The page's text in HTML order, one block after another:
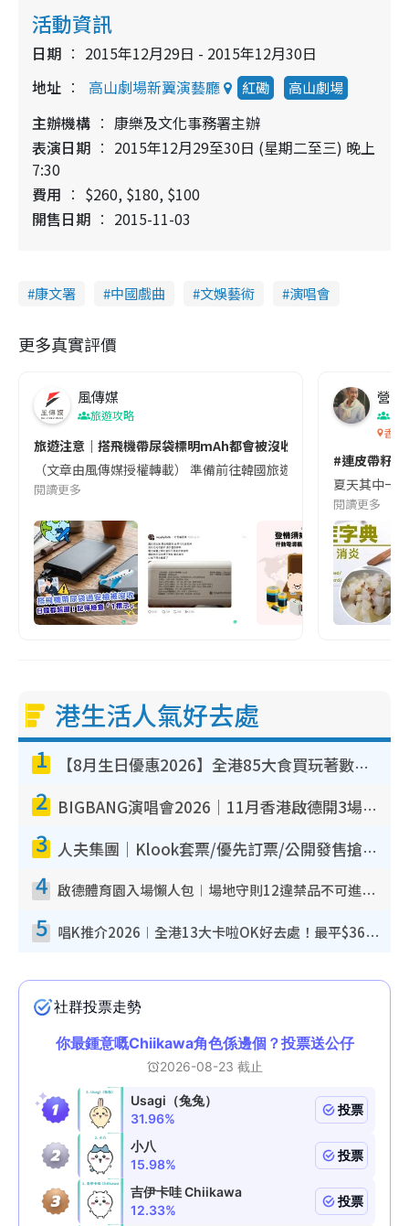
活動資訊
日期
2015年12月29日 - 2015年12月30日
地址
高山劇場新翼演藝廳 紅磡 高山劇場
主辦機構
康樂及文化事務署主辦
表演日期
2015年12月29至30日 (星期二至三) 晚上
7:30
費用
$260, $180, $100
開售日期
2015-11-03
康文署 中國戲曲 文娛藝術 演唱會
更多真實評價
風傳媒
旅遊攻略
旅遊注意｜搭飛機帶尿袋標明mAh都會被沒收😱出發前切記檢查
（文章由風傳媒授權轉載） 準備前往韓國旅遊的民眾，近期要
閱讀更多
營養
香港
#連皮帶籽
夏天其中一
閱讀更多
港生活人氣好去處
1 【8月生日優惠2026】全港85大食買玩著數攻略 自助餐/火鍋放題同行免費＋誠品/DONKI送現金券
2 BIGBANG演唱會2026｜11月香港啟德開3場！實名制VIP申請、優先購票攻略
3 人夫集團｜Klook套票/優先訂票/公開發售搶飛攻略！附票價.購票連結.場地座位表
4 啟德體育園入場懶人包︱場地守則12違禁品不可進場准帶細水樽但全場禁樽蓋！應援牌有限制！
5 唱K推介2026︱全港13大卡啦OK好去處！最平$36起 日文K都有！(附地址+收費詳情)